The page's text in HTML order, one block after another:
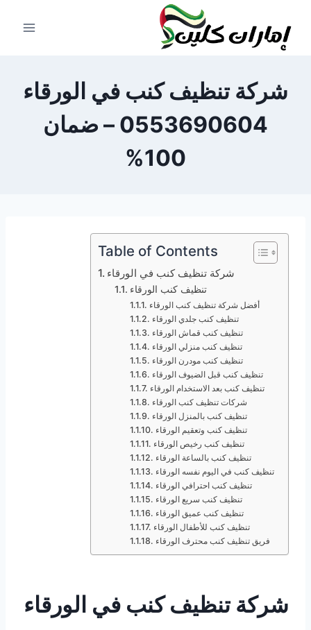
المحتوى
شركة تنظيف كنب في الورقاء
0553690604 – ضمان
100%
Table of Contents
شركة تنظيف كنب في الورقاء
تنظيف كنب الورقاء
أفضل شركة تنظيف كنب الورقاء
تنظيف كنب جلدي الورقاء
تنظيف كنب قماش الورقاء
تنظيف كنب منزلي الورقاء
تنظيف كنب مودرن الورقاء
تنظيف كنب قبل الضيوف الورقاء
تنظيف كنب بعد الاستخدام الورقاء
شركات تنظيف كنب الورقاء
تنظيف كنب بالمنزل الورقاء
تنظيف كنب وتعقيم الورقاء
تنظيف كنب رخيص الورقاء
تنظيف كنب بالساعة الورقاء
تنظيف كنب في اليوم نفسه الورقاء
تنظيف كنب احترافي الورقاء
تنظيف كنب سريع الورقاء
تنظيف كنب عميق الورقاء
تنظيف كنب للأطفال الورقاء
فريق تنظيف كنب محترف الورقاء
شركة تنظيف كنب في الورقاء